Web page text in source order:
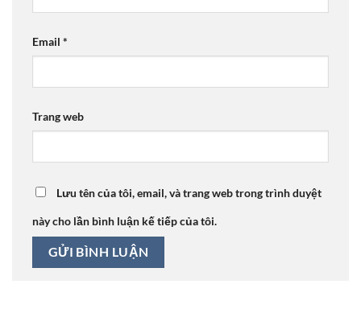
Email *
Trang web
Lưu tên của tôi, email, và trang web trong trình duyệt
này cho lần bình luận kế tiếp của tôi.